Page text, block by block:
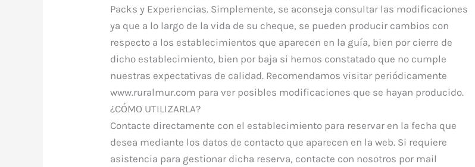
Packs y Experiencias. Simplemente, se aconseja consultar las modificaciones
ya que a lo largo de la vida de su cheque, se pueden producir cambios con
respecto a los establecimientos que aparecen en la guía, bien por cierre de
dicho establecimiento, bien por baja si hemos constatado que no cumple
nuestras expectativas de calidad. Recomendamos visitar periódicamente
www.ruralmur.com para ver posibles modificaciones que se hayan producido.
¿CÓMO UTILIZARLA?
Contacte directamente con el establecimiento para reservar en la fecha que
desea mediante los datos de contacto que aparecen en la web. Si requiere
asistencia para gestionar dicha reserva, contacte con nosotros por mail